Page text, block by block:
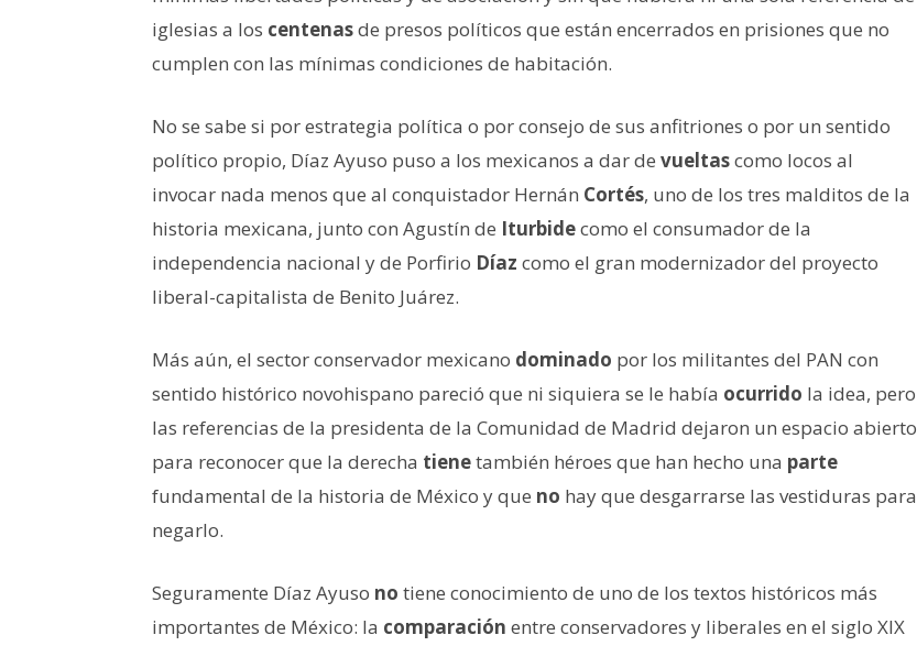
iglesias a los centenasde presos políticos que están encerrados en prisiones que no
cumplen con las mínimas condiciones de habitación.
No se sabe si por estrategia política o por consejo de sus anfitriones o por un sentido
político propio, Díaz Ayuso puso a los mexicanos a dar de vueltascomo locos al
invocar nada menos que al conquistador Hernán Cortés, uno de los tres malditos de la
historia mexicana, junto con Agustín de Iturbidecomo el consumador de la
independencia nacional y de Porfirio Díaz como el gran modernizador del proyecto
liberal-capitalista de Benito Juárez.
Más aún, el sector conservador mexicano dominado por los militantes del PAN con
sentido histórico novohispano pareció que ni siquiera se le había ocurrido la idea, pero
las referencias de la presidenta de la Comunidad de Madrid dejaron un espacio abierto
para reconocer que la derecha tienetambién héroes que han hecho una parte
fundamental de la historia de México y que no hay que desgarrarse las vestiduras para
negarlo.
Seguramente Díaz Ayuso no tiene conocimiento de uno de los textos históricos más
importantes de México: la comparación entre conservadores y liberales en el siglo XIX